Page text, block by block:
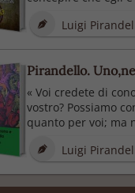
Luigi
Pirandello.
« Voi credete di
vostro? Possiamo
quanto per voi; ma
Luigi